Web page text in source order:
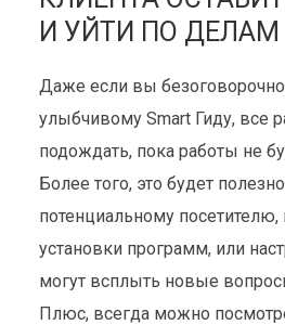
И УЙТИ ПО ДЕЛАМ
Даже если вы
улыбчивому Smart Гиду, все
подождать, пока работы не
Более того, это будет
потенциальному посетителю,
установки программ, или
могут всплыть новые
Плюс, всегда можно